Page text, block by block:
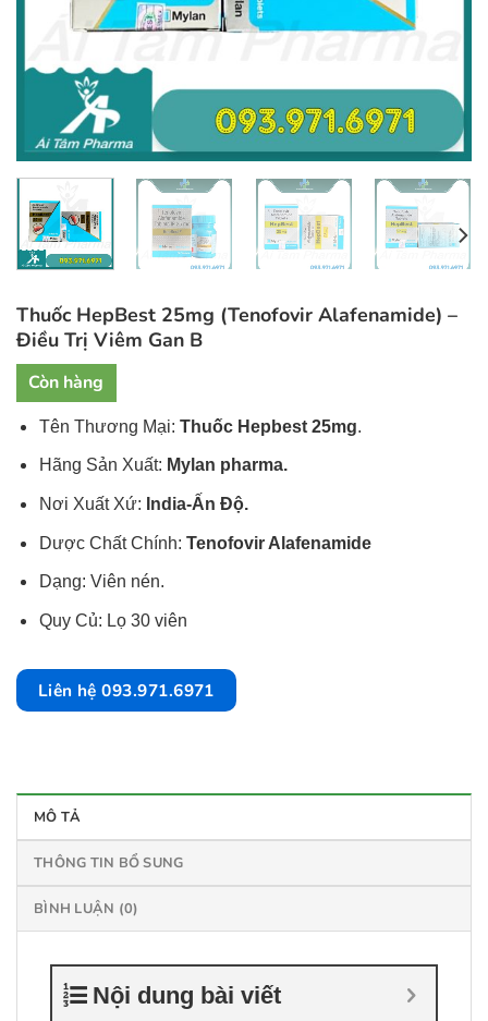
Thuốc HepBest 25mg (Tenofovir Alafenamide) –
Điều Trị Viêm Gan B
Còn hàng
Tên Thương Mại: Thuốc Hepbest 25mg.
Hãng Sản Xuất: Mylan pharma.
Nơi Xuất Xứ: India-Ấn Độ.
Dược Chất Chính: Tenofovir Alafenamide
Dạng: Viên nén.
Quy Củ: Lọ 30 viên
Liên hệ 093.971.6971
MÔ TẢ
THÔNG TIN BỔ SUNG
BÌNH LUẬN (0)
Nội dung bài viết